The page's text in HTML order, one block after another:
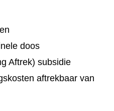
doos
Aftrek) subsidie
aftrekbaar van